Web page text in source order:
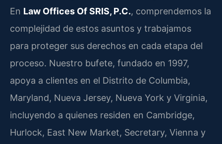
En Law Offices Of SRIS, P.C., comprendemos la
complejidad de estos asuntos y trabajamos
para proteger sus derechos en cada etapa del
proceso. Nuestro bufete, fundado en 1997,
apoya a clientes en el Distrito de Columbia,
Maryland, Nueva Jersey, Nueva York y Virginia,
incluyendo a quienes residen en Cambridge,
Hurlock, East New Market, Secretary, Vienna y